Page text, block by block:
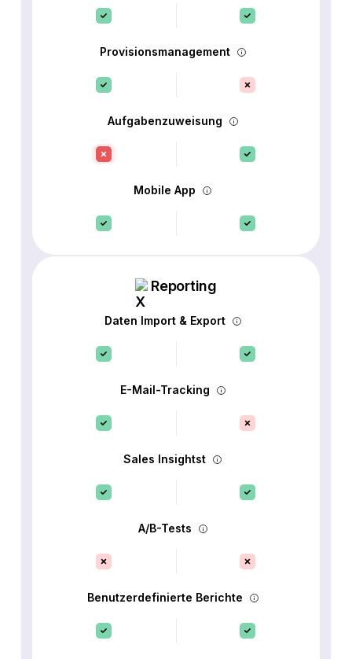
Provisionsmanagement
Aufgabenzuweisung
Mobile App
Reporting
Daten Import & Export
E-Mail-Tracking
Sales Insightst
A/B-Tests
Benutzerdefinierte Berichte